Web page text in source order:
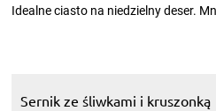
Idealne ciasto na niedzielny deser.
Sernik ze śliwkami i kruszonką